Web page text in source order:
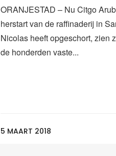
ORANJESTAD – Nu Citgo
herstart van de raffinaderij in
Nicolas heeft opgeschort, zien
de honderden vaste...
5 MAART 2018